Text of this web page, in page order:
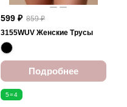
599 ₽ 859 ₽
3155WUV Женские Трусы
Подробнее
5=4